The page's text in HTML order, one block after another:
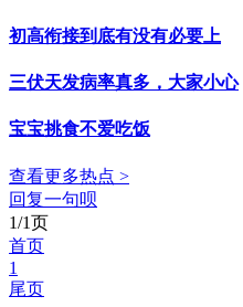
初高衔接到底有没有必要上
三伏天发病率真多，大家小心
宝宝挑食不爱吃饭
查看更多热点 >
回复一句呗
1/1页
首页
1
尾页